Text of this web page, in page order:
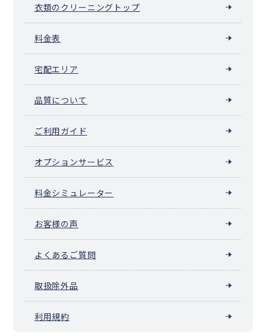
衣類のクリーニングトップ
料金表
宅配エリア
品質について
ご利用ガイド
オプションサービス
料金シミュレーター
お客様の声
よくあるご質問
取扱除外品
利用規約